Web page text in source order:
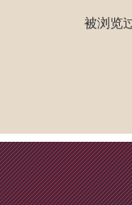
被浏览